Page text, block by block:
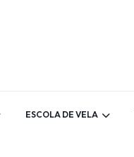
ESCOLA DE VELA